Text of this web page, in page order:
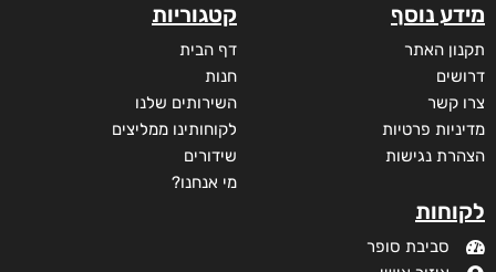
מידע נוסף
תקנון האתר
דרושים
צרו קשר
מדיניות פרטיות
הצהרת נגישות
לקוחות
סביבת סופר
קטגוריות
דף הבית
חנות
השירותים שלנו
לקוחותינו ממליצים
שידורים
מי אנחנו?